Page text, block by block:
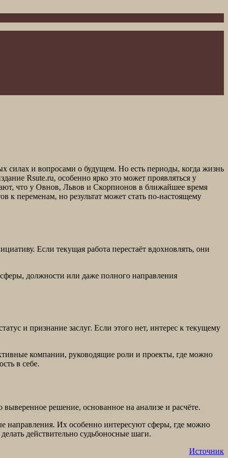
силах и вопросами о будущем. Но есть периоды, когда жизнь
Rsute.ru, особенно ярко это может проявляться у
что у Овнов, Львов и Скорпионов в ближайшее время
к переменам, но результат может стать по-настоящему
Если текущая работа перестаёт вдохновлять, они
должности или даже полного направления
и признание заслуг. Если этого нет, интерес к текущему
компании, руководящие роли и проекты, где можно
в себе.
решение, основанное на анализе и расчёте.
направления. Их особенно интересуют сферы, где можно
действительно судьбоносные шаги.
Источник